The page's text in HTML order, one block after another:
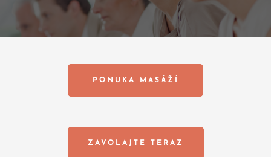
PONUKA MASÁŽÍ
ZAVOLAJTE TERAZ